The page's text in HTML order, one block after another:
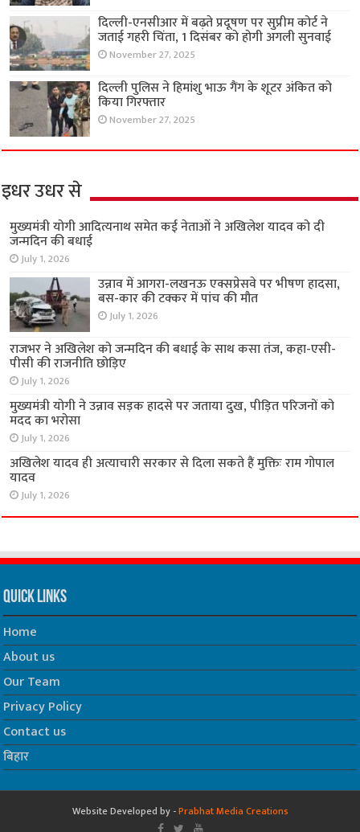
दिल्ली-एनसीआर में बढ़ते प्रदूषण पर सुप्रीम कोर्ट ने
जताई गहरी चिंता, 1 दिसंबर को होगी अगली सुनवाई
November 27, 2025
दिल्ली पुलिस ने हिमांशु भाऊ गैंग के शूटर अंकित को
किया गिरफ्तार
November 27, 2025
इधर उधर से
मुख्यमंत्री योगी आदित्यनाथ समेत कई नेताओं ने अखिलेश यादव को दी
जन्मदिन की बधाई
July 1, 2026
उन्नाव में आगरा-लखनऊ एक्सप्रेसवे पर भीषण हादसा,
बस-कार की टक्कर में पांच की मौत
July 1, 2026
राजभर ने अखिलेश को जन्मदिन की बधाई के साथ कसा तंज, कहा-एसी-
पीसी की राजनीति छोड़िए
July 1, 2026
मुख्यमंत्री योगी ने उन्नाव सड़क हादसे पर जताया दुख, पीड़ित परिजनों को
मदद का भरोसा
July 1, 2026
अखिलेश यादव ही अत्याचारी सरकार से दिला सकते हैं मुक्तिः राम गोपाल
यादव
July 1, 2026
Quick Links
Home
About us
Our Team
Privacy Policy
Contact us
बिहार
Website Developed by -Prabhat Media Creations